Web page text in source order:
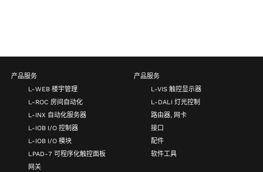
产品服务
L-WEB 楼宇管理
L-ROC 房间自动化
L-INX 自动化服务器
L-IOB I/O 控制器
L-IOB I/O 模块
LPAD-7 可程序化触控面板
网关
产品服务
L-VIS 触控显示器
L-DALI 灯光控制
路由器, 网卡
接口
配件
软件工具